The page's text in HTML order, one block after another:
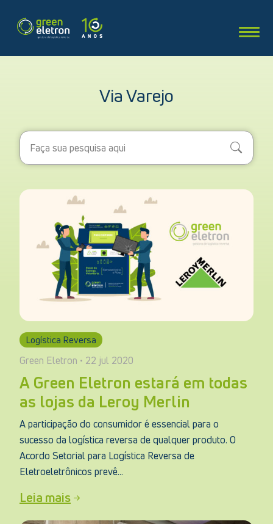
Via Varejo
Search
Logística Reversa
Green Eletron • 22 jul 2020
A Green Eletron estará em todas
as lojas da Leroy Merlin
A participação do consumidor é essencial para o
sucesso da logística reversa de qualquer produto. O
Acordo Setorial para Logística Reversa de
Eletroeletrônicos prevê...
Leia mais